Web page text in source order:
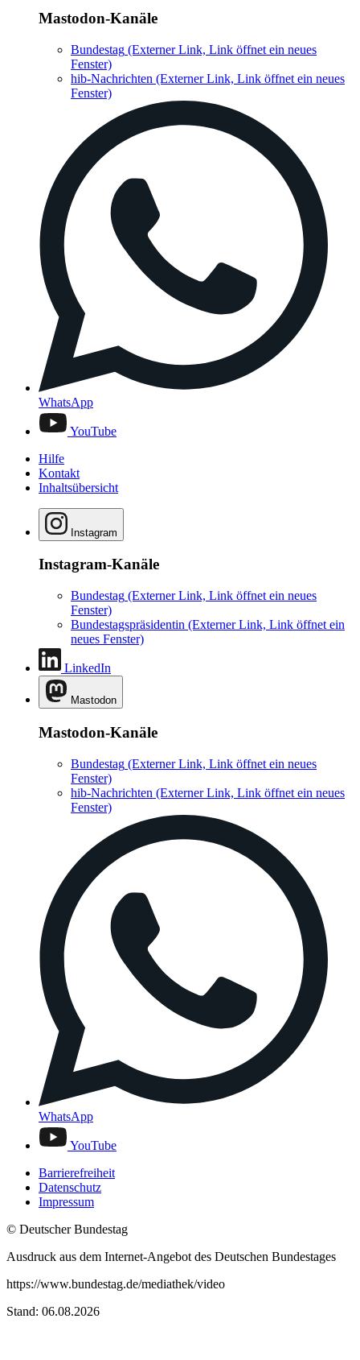
Mastodon-Kanäle
Bundestag (Externer Link, Link öffnet ein neues
Fenster)
hib-Nachrichten (Externer Link, Link öffnet ein neues
Fenster)
WhatsApp
YouTube
Hilfe
Kontakt
Inhaltsübersicht
Instagram
Instagram-Kanäle
Bundestag (Externer Link, Link öffnet ein neues
Fenster)
Bundestagspräsidentin (Externer Link, Link öffnet ein
neues Fenster)
LinkedIn
Mastodon
Mastodon-Kanäle
Bundestag (Externer Link, Link öffnet ein neues
Fenster)
hib-Nachrichten (Externer Link, Link öffnet ein neues
Fenster)
WhatsApp
YouTube
Barrierefreiheit
Datenschutz
Impressum
© Deutscher Bundestag
Ausdruck aus dem Internet-Angebot des Deutschen Bundestages
https://www.bundestag.de/mediathek/video
Stand: 06.08.2026